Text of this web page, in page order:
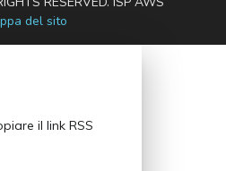
del sito
il link RSS